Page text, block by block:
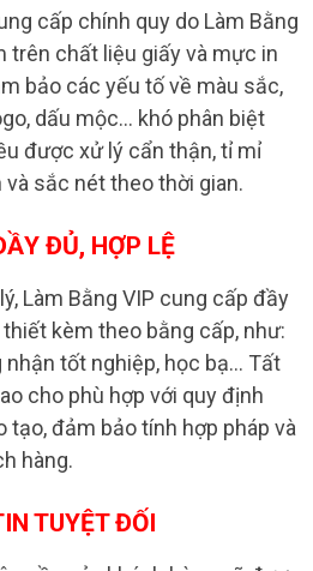
cấp chính quy do Làm Bằng
trên chất liệu giấy và mực in
bảo các yếu tố về màu sắc,
dấu mộc… khó phân biệt
được xử lý cẩn thận, tỉ mỉ
sắc nét theo thời gian.
ĐỦ, HỢP LỆ
Làm Bằng VIP cung cấp đầy
kèm theo bằng cấp, như:
tốt nghiệp, học bạ… Tất
cho phù hợp với quy định
tạo, đảm bảo tính hợp pháp và
hàng.
TUYỆT ĐỐI